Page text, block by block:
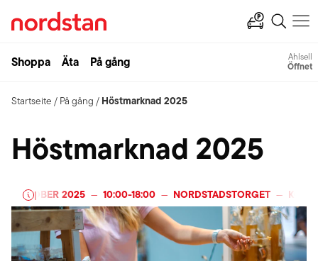
Shoppa Äta På gång Ahlsell
Öffnet
Startseite / På gång / Höstmarknad 2025
Höstmarknad 2025
| 2025 — 10:00-18:00 — NORDSTADSTORGET —